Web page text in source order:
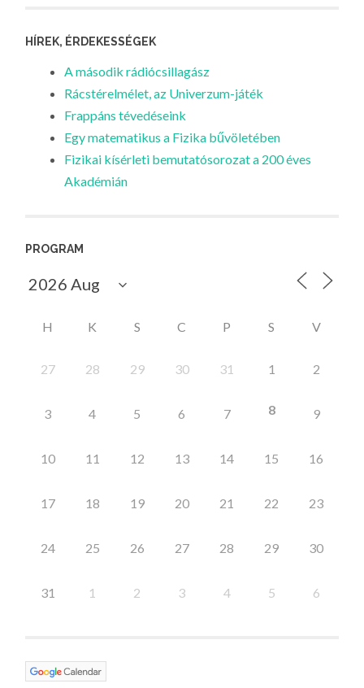
HÍREK, ÉRDEKESSÉGEK
A második rádiócsillagász
Rácstérelmélet, az Univerzum-játék
Frappáns tévedéseink
Egy matematikus a Fizika bűvöletében
Fizikai kísérleti bemutatósorozat a 200 éves
Akadémián
PROGRAM
H K S C P S V
27 28 29 30 31 1 2
3 4 5 6 7 8 9
10 11 12 13 14 15 16
17 18 19 20 21 22 23
24 25 26 27 28 29 30
31 1 2 3 4 5 6